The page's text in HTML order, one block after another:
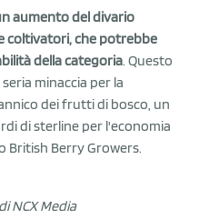
aumento del divario
coltivatori, che potrebbe
della categoria. Questo
minaccia per la
dei frutti di bosco, un
di sterline per l'economia
British Berry Growers.
NCX Media